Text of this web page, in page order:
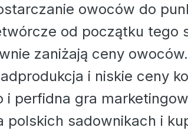
owoców do
od początku tego
zaniżają ceny
i niskie ceny
i perfidna gra
polskich sadownikach i